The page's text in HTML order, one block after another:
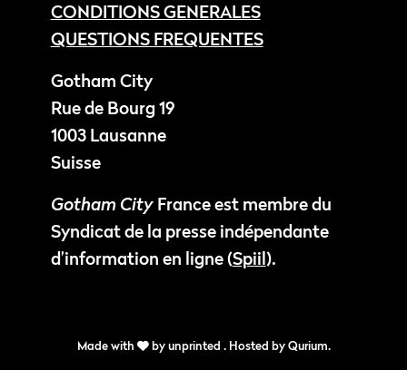
CONDITIONS GENERALES
QUESTIONS FREQUENTES
Gotham City
Rue de Bourg 19
1003 Lausanne
Suisse
Gotham CityFrance est membre du
Syndicat de la presse indépendante
d’information en ligne (Spiil).
Made with by unprinted . Hosted by Qurium.